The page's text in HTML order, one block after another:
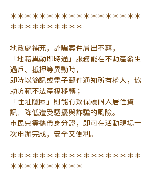
＊＊＊＊＊＊＊＊＊＊＊＊＊＊＊＊＊＊
＊＊＊＊＊＊＊＊＊＊
地政處補充，詐騙案件層出不窮，
「地籍異動即時通」服務能在不動產發生
過戶、抵押等異動時，
即時以簡訊或電子郵件通知所有權人，協
助防範不法產權移轉；
「住址隱匿」則能有效保護個人居住資
訊，降低遭受騷擾與詐騙的風險。
市民只需攜帶身分證，即可在活動現場一
次申辦完成，安全又便利。
＊＊＊＊＊＊＊＊＊＊＊＊＊＊＊＊＊＊
＊＊＊＊＊＊＊＊＊＊